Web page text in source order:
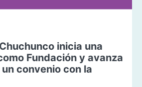
inicia una
Fundación y avanza
convenio con la